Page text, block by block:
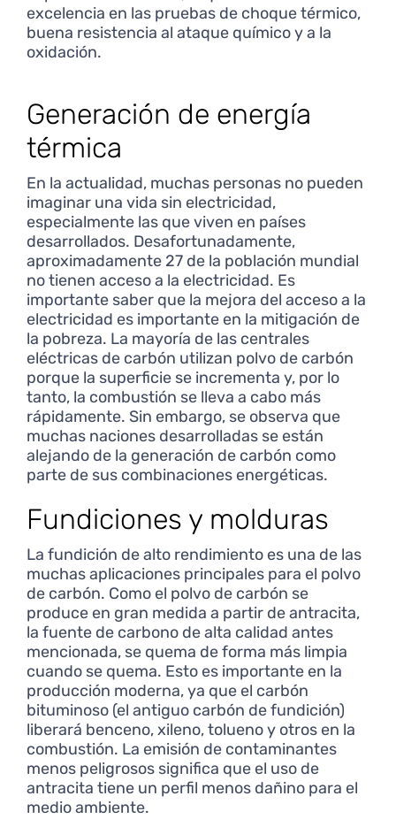
excelencia en las pruebas de choque térmico,
buena resistencia al ataque químico y a la
oxidación.
Generación de energía
térmica
En la actualidad, muchas personas no pueden
imaginar una vida sin electricidad,
especialmente las que viven en países
desarrollados. Desafortunadamente,
aproximadamente 27 de la población mundial
no tienen acceso a la electricidad. Es
importante saber que la mejora del acceso a la
electricidad es importante en la mitigación de
la pobreza. La mayoría de las centrales
eléctricas de carbón utilizan polvo de carbón
porque la superficie se incrementa y, por lo
tanto, la combustión se lleva a cabo más
rápidamente. Sin embargo, se observa que
muchas naciones desarrolladas se están
alejando de la generación de carbón como
parte de sus combinaciones energéticas.
Fundiciones y molduras
La fundición de alto rendimiento es una de las
muchas aplicaciones principales para el polvo
de carbón. Como el polvo de carbón se
produce en gran medida a partir de antracita,
la fuente de carbono de alta calidad antes
mencionada, se quema de forma más limpia
cuando se quema. Esto es importante en la
producción moderna, ya que el carbón
bituminoso (el antiguo carbón de fundición)
liberará benceno, xileno, tolueno y otros en la
combustión. La emisión de contaminantes
menos peligrosos significa que el uso de
antracita tiene un perfil menos dañino para el
medio ambiente.